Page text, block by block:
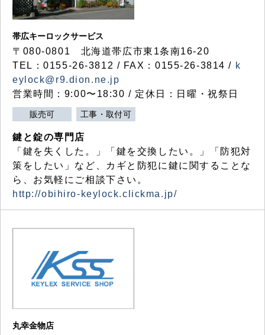
帯広キーロックサービス
〒080-0801 北海道帯広市東1条南16-20
TEL：0155-26-3812 / FAX：0155-26-3814 / k
eylock@r9.dion.ne.jp
営業時間：9:00〜18:30 / 定休日：日曜・祝祭日
販売可 工事・取付可
鍵と錠の専門店
「鍵を失くした。」「鍵を交換したい。」「防犯対
策をしたい」など、カギと防犯に鍵に関することな
ら、お気軽にご相談下さい。
http://obihiro-keylock.clickma.jp/
丸幸金物店